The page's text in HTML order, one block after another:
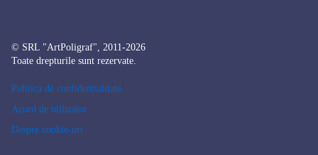
© SRL "ArtPoligraf", 2011-2026
Toate drepturile sunt rezervate.
Politica de confidențialitate
Acord de utilizator
Despre cookie-uri